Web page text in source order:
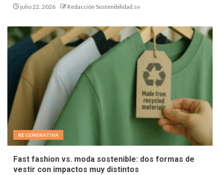
julio 22, 2026 Redacción Sostenibilidad.sv
REGENERATIVA
Fast fashion vs. moda sostenible: dos formas de
vestir con impactos muy distintos